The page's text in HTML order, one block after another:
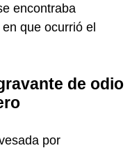
encontraba
que ocurrió el
de odio
por